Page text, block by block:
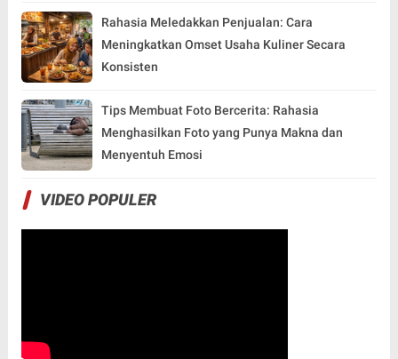
Rahasia Meledakkan Penjualan: Cara
Meningkatkan Omset Usaha Kuliner Secara
Konsisten
Tips Membuat Foto Bercerita: Rahasia
Menghasilkan Foto yang Punya Makna dan
Menyentuh Emosi
VIDEO POPULER